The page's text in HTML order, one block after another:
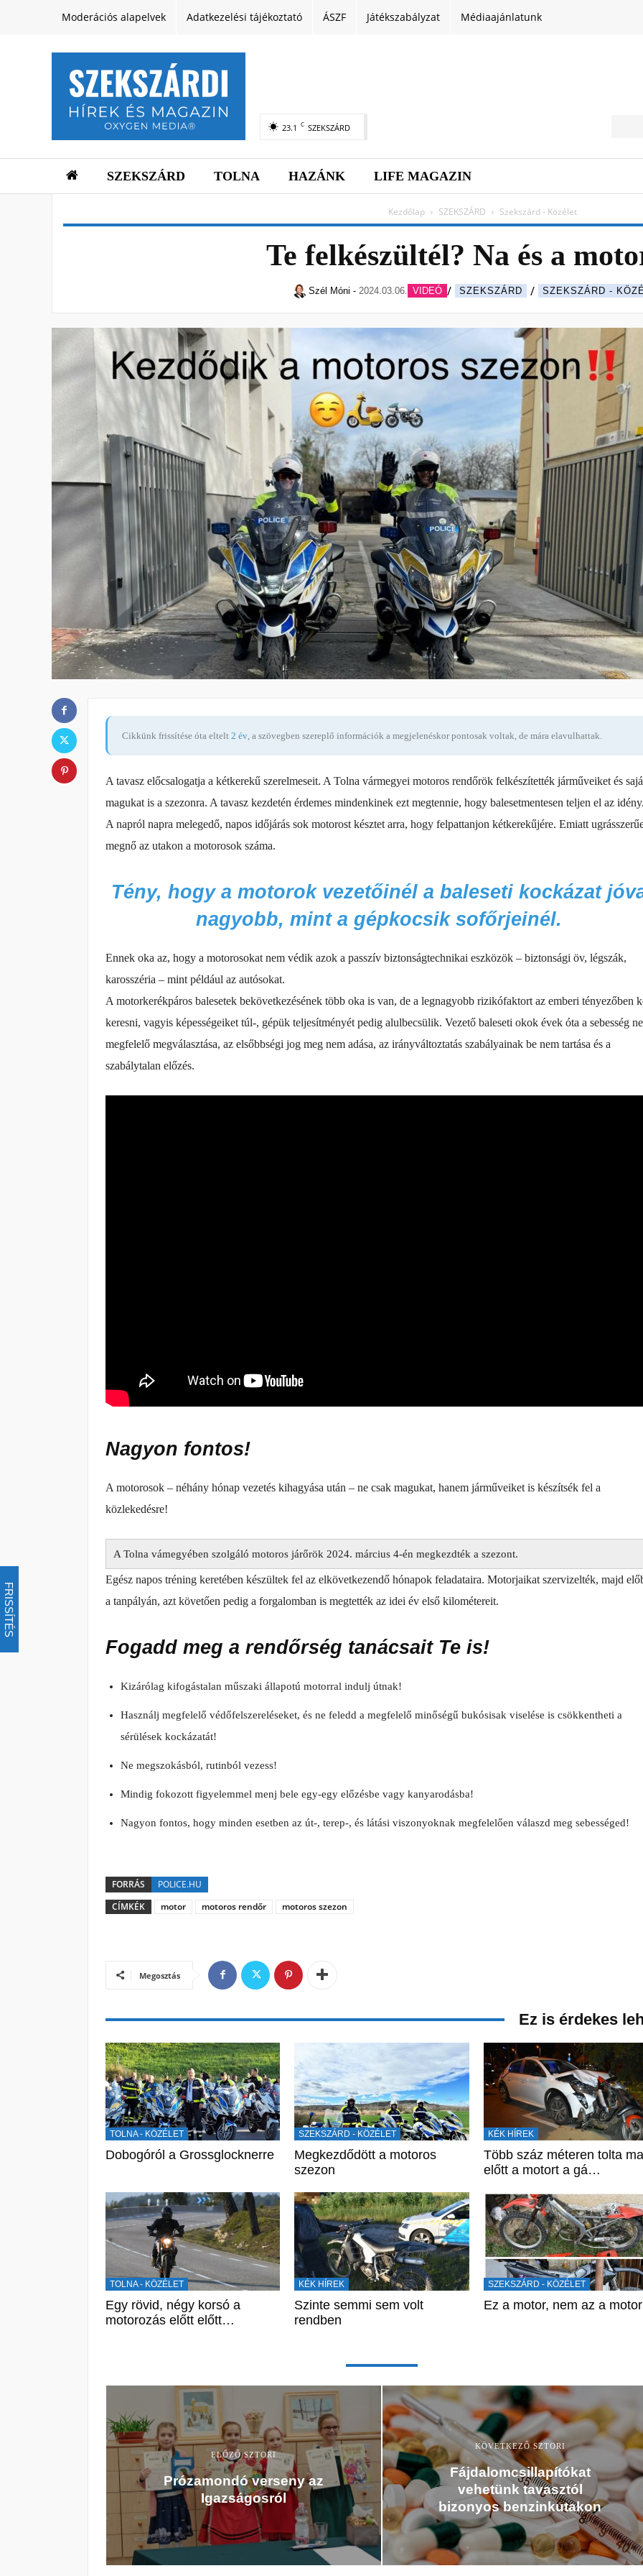
FRISSÍTÉS
Moderációs alapelvek Adatkezelési tájékoztató ÁSZF Játékszabályzat Médiaajánlatunk
23.1 C SZEKSZÁRD
SZEKSZÁRD TOLNA HAZÁNK LIFE MAGAZIN
Kezdőlap SZEKSZÁRD Szekszárd - Közélet
Te felkészültél? Na és a
Szél Móni - 2024.03.06. VIDEÓ SZEKSZÁRD SZEKSZÁRD -
Cikkünk frissítése óta eltelt 2 év , a szövegben szereplő információk a megjelenéskor pontosak voltak, de mára elavulhattak.
A tavasz előcsalogatja a kétkerekű szerelmeseit. A Tolna vármegyei motoros rendőrök felkészítették járműveiket és
magukat is a szezonra. A tavasz kezdetén érdemes mindenkinek ezt megtennie, hogy balesetmentesen teljen el az idény.
A napról napra melegedő, napos időjárás sok motorost késztet arra, hogy felpattanjon kétkerekűjére. Emiatt
megnő az utakon a motorosok száma.
Tény, hogy a motorok vezetőinél a baleseti kockázat
nagyobb, mint a gépkocsik sofőrjeinél.
Ennek oka az, hogy a motorosokat nem védik azok a passzív biztonságtechnikai eszközök – biztonsági öv, légszák,
karosszéria – mint például az autósokat.
A motorkerékpáros balesetek bekövetkezésének több oka is van, de a legnagyobb rizikófaktort az emberi tényezőben
keresni, vagyis képességeiket túl-, gépük teljesítményét pedig alulbecsülik. Vezető baleseti okok évek óta a sebesség
megfelelő megválasztása, az elsőbbségi jog meg nem adása, az irányváltoztatás szabályainak be nem tartása és a
szabálytalan előzés.
Nagyon fontos!
A motorosok – néhány hónap vezetés kihagyása után – ne csak magukat, hanem járműveiket is készítsék fel a
közlekedésre!
A Tolna vámegyében szolgáló motoros járőrök 2024. március 4-én megkezdték a szezont.
Egész napos tréning keretében készültek fel az elkövetkezendő hónapok feladataira. Motorjaikat szervizelték, majd
a tanpályán, azt követően pedig a forgalomban is megtették az idei év első kilométereit.
Fogadd meg a rendőrség tanácsait Te is!
Kizárólag kifogástalan műszaki állapotú motorral indulj útnak!
Használj megfelelő védőfelszereléseket, és ne feledd a megfelelő minőségű bukósisak viselése is csökkentheti a
sérülések kockázatát!
Ne megszokásból, rutinból vezess!
Mindig fokozott figyelemmel menj bele egy-egy előzésbe vagy kanyarodásba!
Nagyon fontos, hogy minden esetben az út-, terep-, és látási viszonyoknak megfelelően válaszd meg sebességed!
FORRÁS
POLICE.HU
CÍMKÉK
motor motoros rendőr motoros szezon
Megosztás
Ez is érdekes
TOLNA - KÖZÉLET
Dobogóról a Grossglocknerre
SZEKSZÁRD - KÖZÉLET
Megkezdődött a motoros
szezon
KÉK HÍREK
Több száz méteren tolta
előtt a motort a gá…
TOLNA - KÖZÉLET
Egy rövid, négy korsó a
motorozás előtt előtt…
KÉK HÍREK
Szinte semmi sem volt
rendben
SZEKSZÁRD - KÖZÉLET
Ez a motor, nem az a motor
ELŐZŐ SZTORI
Prózamondó verseny az
Igazságosról
KÖVETKEZŐ SZTORI
Fájdalomcsillapítókat
vehetünk tavasztól
bizonyos benzinkutakon